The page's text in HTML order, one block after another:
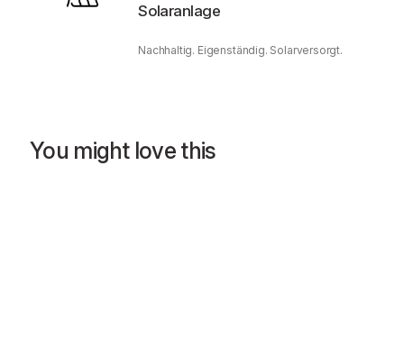
Solaranlage
Nachhaltig. Eigenständig. Solarversorgt.
You might love this